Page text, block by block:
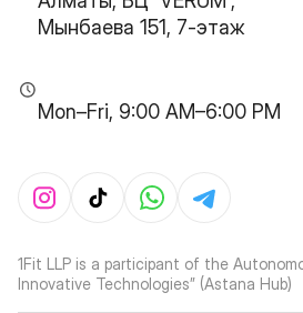
Мынбаева 151, 7-этаж
Mon–Fri, 9:00 AM–6:00 PM
1Fit LLP is a participant of the
Innovative Technologies” (Astana Hub)